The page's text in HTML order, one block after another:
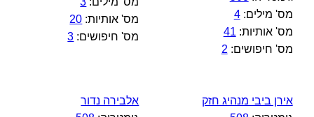
מס' מילים:4
מס' אותיות: 41
מס' חיפושים: 2
מס' אותיות: 20
מס' חיפושים: 3
אירן ביבי מנהיג חזק
אלבירה נדור